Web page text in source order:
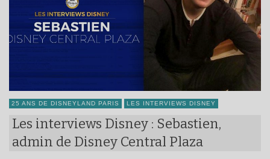
25 ANS DE DISNEYLAND PARIS LES INTERVIEWS DISNEY
Les interviews Disney : Sebastien,
admin de Disney Central Plaza